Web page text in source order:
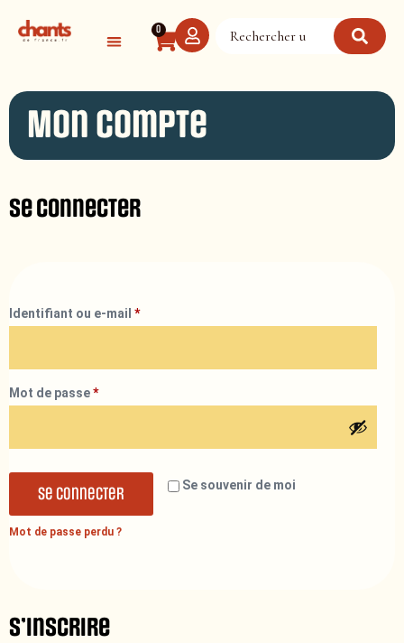
0
Mon compte
Se connecter
Identifiant ou e-mail *
Mot de passe*
Se souvenir de moi
Se connecter
Mot de passe perdu ?
S’inscrire